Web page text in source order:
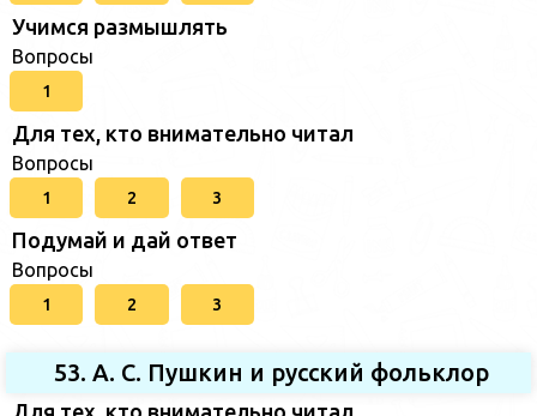
Учимся размышлять
Вопросы
1
Для тех, кто внимательно читал
Вопросы
1 2 3
Подумай и дай ответ
Вопросы
1 2 3
53. А. С. Пушкин и русский фольклор